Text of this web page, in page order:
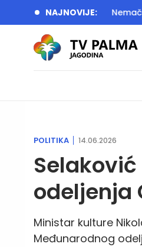
NAJNOVIJE:
U akciji Srbije i Nemačke
POLITIKA 14.06.2026
odeljenja
Ministar kulture
Međunarodnog